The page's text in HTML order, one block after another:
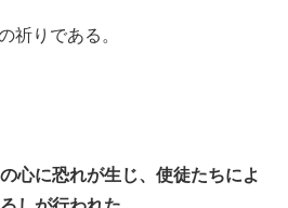
祈りである。
心に恐れが生じ、使徒たちによ